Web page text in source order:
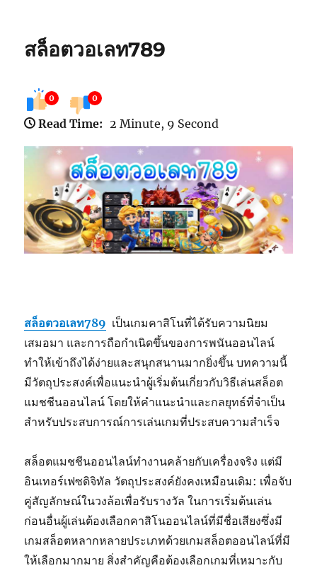
สล็อตวอเลท789
0 0
Read Time: 2 Minute, 9 Second
สล็อตวอเลท789 เป็นเกมคาสิโนที่ได้รับความนิยม
เสมอมา และการถือกำเนิดขึ้นของการพนันออนไลน์
ทำให้เข้าถึงได้ง่ายและสนุกสนานมากยิ่งขึ้น บทความนี้
มีวัตถุประสงค์เพื่อแนะนำผู้เริ่มต้นเกี่ยวกับวิธีเล่นสล็อต
แมชชีนออนไลน์ โดยให้คำแนะนำและกลยุทธ์ที่จำเป็น
สำหรับประสบการณ์การเล่นเกมที่ประสบความสำเร็จ
สล็อตแมชชีนออนไลน์ทำงานคล้ายกับเครื่องจริง แต่มี
อินเทอร์เฟซดิจิทัล วัตถุประสงค์ยังคงเหมือนเดิม: เพื่อจับ
คู่สัญลักษณ์ในวงล้อเพื่อรับรางวัล ในการเริ่มต้นเล่น
ก่อนอื่นผู้เล่นต้องเลือกคาสิโนออนไลน์ที่มีชื่อเสียงซึ่งมี
เกมสล็อตหลากหลายประเภทด้วยเกมสล็อตออนไลน์ที่มี
ให้เลือกมากมาย สิ่งสำคัญคือต้องเลือกเกมที่เหมาะกับ